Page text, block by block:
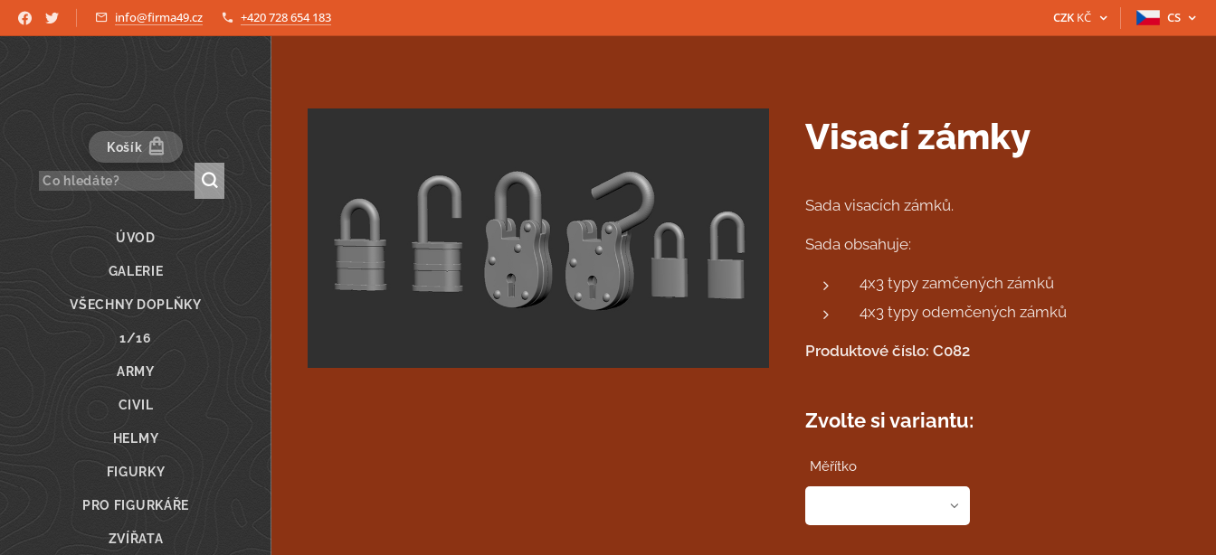
info@firma49.cz +420 728 654 183 CZK KČ CS
Košík
ÚVOD
GALERIE
VŠECHNY DOPLŇKY
1/16
ARMY
CIVIL
HELMY
FIGURKY
PRO FIGURKÁŘE
ZVÍŘATA
Visací zámky
Sada visacích zámků.
Sada obsahuje:
4x3 typy zamčených zámků
4x3 typy odemčených zámků
Produktové číslo: C082
Zvolte si variantu:
Měřítko